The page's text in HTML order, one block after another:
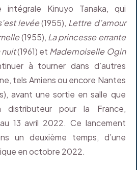
Kinuyo Tanaka, qui
levée(1955), Lettre d’amour
(1955), La princesse errante
nuit(1961) et Mademoiselle Ogin
à tourner dans d’autres
tels Amiens ou encore Nantes
avant une sortie en salle que
distributeur pour la France,
13 avril 2022. Ce lancement
un deuxième temps, d’une
en octobre 2022.